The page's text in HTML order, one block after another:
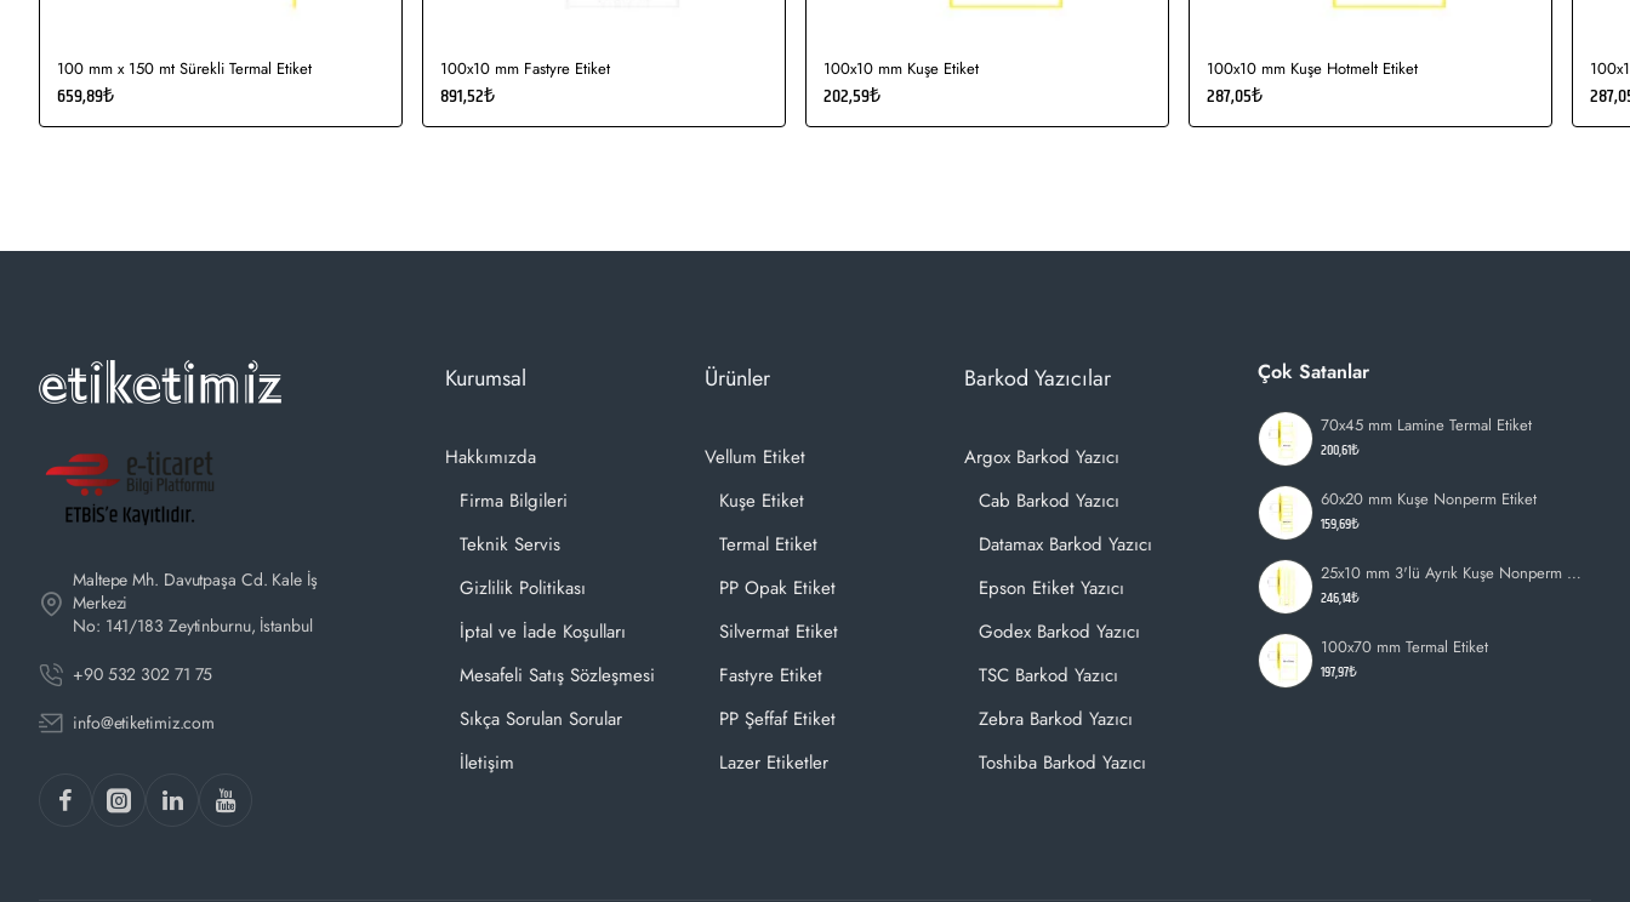
100 mm x 150 mt Sürekli Termal Etiket
659,89₺
100x10 mm Fastyre Etiket
891,52₺
100x10 mm Kuşe Etiket
202,59₺
100x10 mm Kuşe Hotmelt Etiket
287,05₺
Maltepe Mh. Davutpaşa Cd. Kale İş
Merkezi
No: 141/183 Zeytinburnu, İstanbul
+90 532 302 71 75
info@etiketimiz.com
Kurumsal
Hakkımızda
Firma Bilgileri
Teknik Servis
Gizlilik Politikası
İptal ve İade Koşulları
Mesafeli Satış Sözleşmesi
Sıkça Sorulan Sorular
İletişim
Ürünler
Vellum Etiket
Kuşe Etiket
Termal Etiket
PP Opak Etiket
Silvermat Etiket
Fastyre Etiket
PP Şeffaf Etiket
Lazer Etiketler
Barkod Yazıcılar
Argox Barkod Yazıcı
Cab Barkod Yazıcı
Datamax Barkod Yazıcı
Epson Etiket Yazıcı
Godex Barkod Yazıcı
TSC Barkod Yazıcı
Zebra Barkod Yazıcı
Toshiba Barkod Yazıcı
Çok Satanlar
70x45 mm Lamine Termal Etiket
200,61₺
60x20 mm Kuşe Nonperm Etiket
159,69₺
25x10 mm 3'lü Ayrık Kuşe Nonperm Etiket
246,14₺
100x70 mm Termal Etiket
197,97₺